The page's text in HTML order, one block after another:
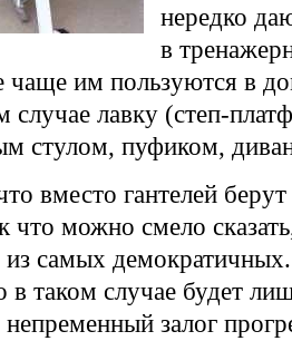
нередко
в
чаще им пользуются в
случае лавку (степ-
стулом, пуфиком,
вместо гантелей
что можно смело
самых
таком случае будет
непременный залог